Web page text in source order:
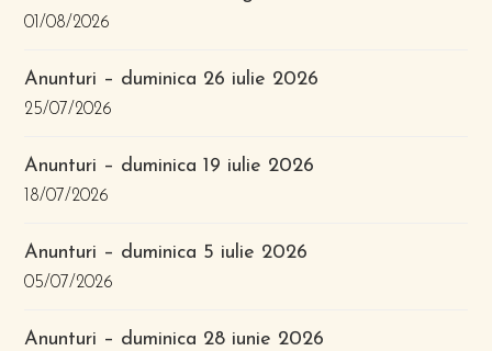
01/08/2026
Anunturi – duminica 26 iulie 2026
25/07/2026
Anunturi – duminica 19 iulie 2026
18/07/2026
Anunturi – duminica 5 iulie 2026
05/07/2026
Anunturi – duminica 28 iunie 2026